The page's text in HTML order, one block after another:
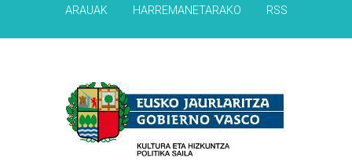
ARAUAK HARREMANETARAKO RSS